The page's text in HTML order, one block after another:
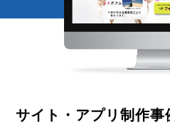
サイト・アプリ制作